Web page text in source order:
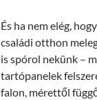
És ha nem elég,
családi otthon
is spórol nekünk –
tartópanelek
falon, mérettől